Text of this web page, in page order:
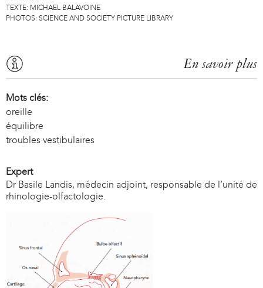
TEXTE: MICHAEL BALAVOINE
PHOTOS: SCIENCE AND SOCIETY PICTURE LIBRARY
En savoir plus
Mots clés:
oreille
équilibre
troubles vestibulaires
Expert
Dr Basile Landis, médecin adjoint, responsable de l’unité de
rhinologie-olfactologie.